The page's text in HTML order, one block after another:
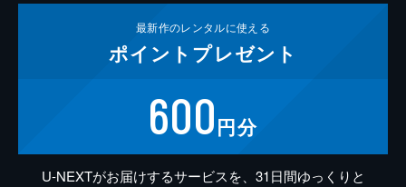
最新作のレンタルに使える
ポイント プレゼント
600円分
U-NEXTがお届けするサービスを、31日間ゆっくりと